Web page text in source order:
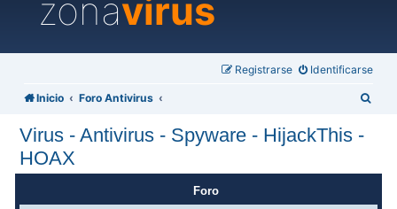
zonavirus
Identificarse
Registrarse
Inicio Foro Antivirus
Virus - Antivirus - Spyware - HijackThis -
HOAX
Foro